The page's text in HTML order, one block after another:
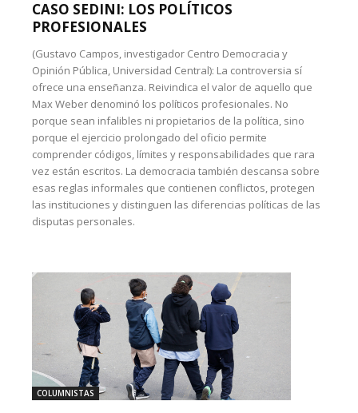
CASO SEDINI: LOS POLÍTICOS
PROFESIONALES
(Gustavo Campos, investigador Centro Democracia y
Opinión Pública, Universidad Central): La controversia sí
ofrece una enseñanza. Reivindica el valor de aquello que
Max Weber denominó los políticos profesionales. No
porque sean infalibles ni propietarios de la política, sino
porque el ejercicio prolongado del oficio permite
comprender códigos, límites y responsabilidades que rara
vez están escritos. La democracia también descansa sobre
esas reglas informales que contienen conflictos, protegen
las instituciones y distinguen las diferencias políticas de las
disputas personales.
COLUMNISTAS